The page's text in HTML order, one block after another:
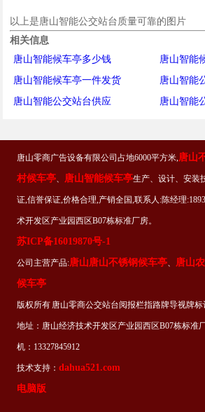
以上是唐山智能公交站台质量可靠的图片
相关信息
唐山智能候车亭多少钱
唐山智能
唐山智能候车亭一件发货
唐山智能
唐山智能公交站台供应
唐山智能
唐山零商广告设备有限公司占地6000平方米,唐山
村候车亭、 唐山智能候车亭生产、设计、安装
证,信誉保证,价格合理,产销全国,联系人:陈经理
术开发区产业园西区B07栋标准厂房。
苏ICP备16019870号-1
公司主营产品:唐山唐山不锈钢候车亭、 唐山
候车亭
版权所有 唐山零商公交站台阅报栏指路牌导视牌
地址：唐山经济技术开发区产业园西区B07栋标准
机：13327845912
技术支持：dahua521.com
电脑版